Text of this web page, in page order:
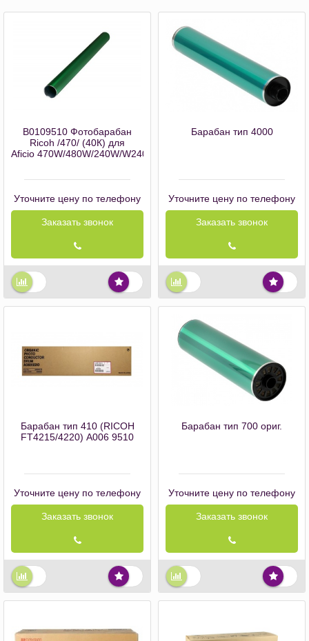
B0109510 Фотобарабан
Ricoh /470/ (40К) для
Aficio 470W/480W/240W/W2400/W3600
Уточните цену по телефону
Заказать звонок
Барабан тип 4000
Уточните цену по телефону
Заказать звонок
Барабан тип 410 (RICOH
FT4215/4220) А006 9510
Уточните цену по телефону
Заказать звонок
Барабан тип 700 ориг.
Уточните цену по телефону
Заказать звонок